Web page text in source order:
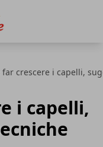
far crescere i capelli,
i capelli,